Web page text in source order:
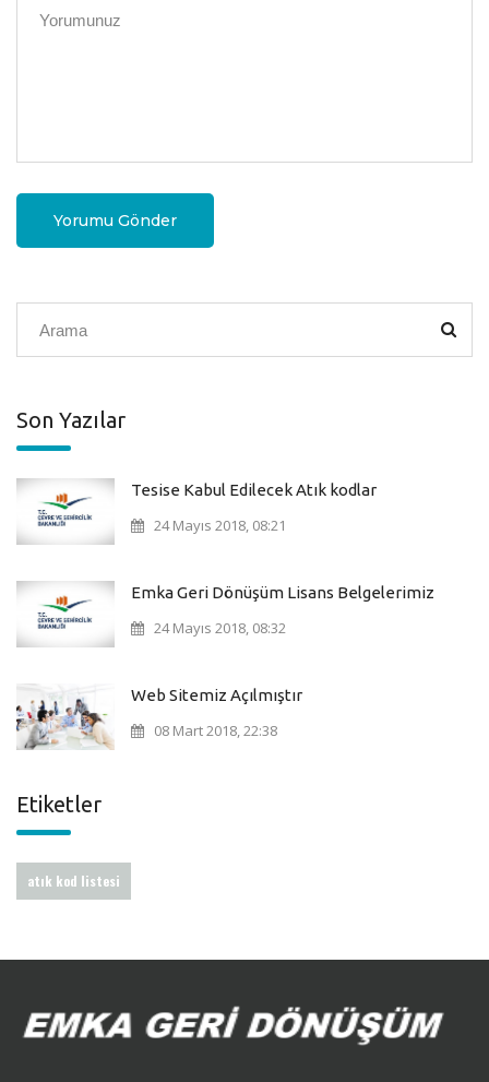
Yorumu Gönder
Son Yazılar
Tesise Kabul Edilecek Atık kodlar
24 Mayıs 2018, 08:21
Emka Geri Dönüşüm Lisans Belgelerimiz
24 Mayıs 2018, 08:32
Web Sitemiz Açılmıştır
08 Mart 2018, 22:38
Etiketler
atık kod listesi